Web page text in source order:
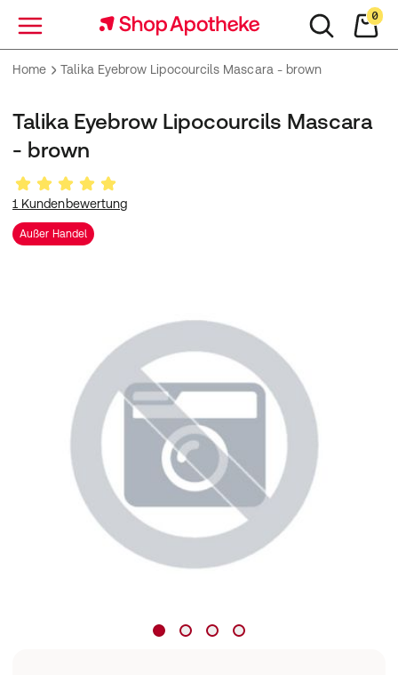
Menü
0
Home Talika Eyebrow Lipocourcils Mascara - brown
Talika Eyebrow Lipocourcils Mascara
- brown
1 Kundenbewertung
Außer Handel